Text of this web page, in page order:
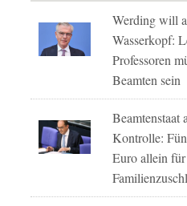
Werding will
Wasserkopf:
Professoren
Beamten sein
Beamtenstaat
Kontrolle:
Euro allein für